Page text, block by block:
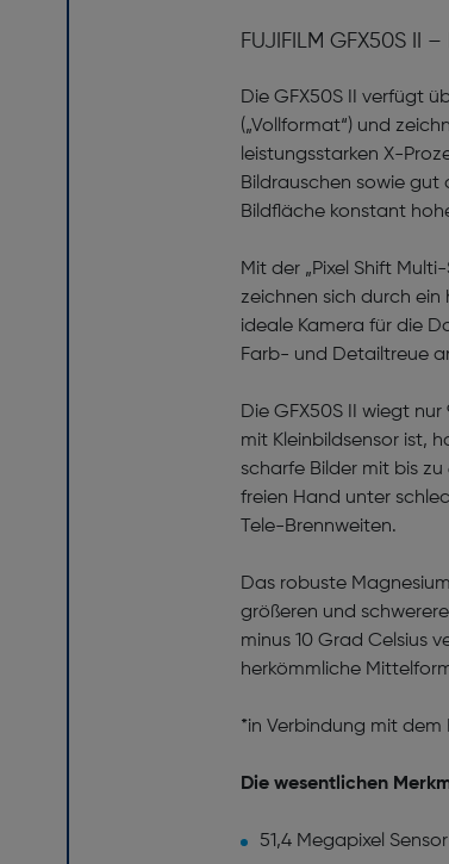
FUJIFILM GFX50S
Die GFX50S II verfügt
(„Vollformat“) und
leistungs­starken X-
Bildrauschen sowie
Bildfläche konstant
Mit der „Pixel Shift
zeichnen sich durch
ideale Kamera für die
Farb- und Detailtreue
Die GFX50S II wiegt
mit Kleinbildsensor ist,
scharfe Bilder mit bis
freien Hand unter
Tele-Brenn­weiten.
Das robuste
größeren und
minus 10 Grad Celsius
herkömmliche
*in Verbindung mit dem
Die wesentlichen
51,4 Megapixel